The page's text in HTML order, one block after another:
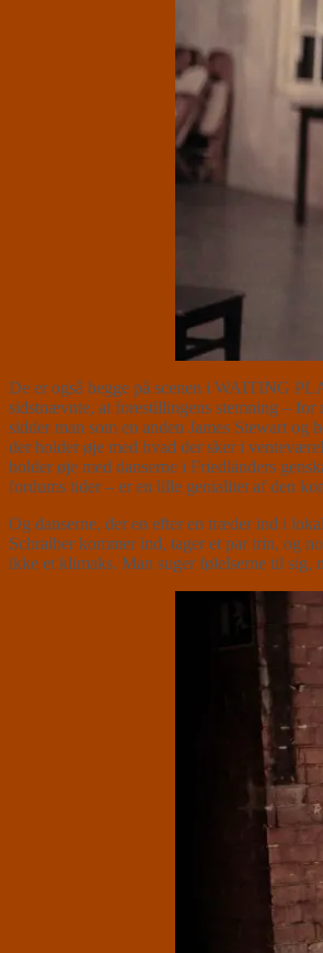
De er også begge på scenen i WAITING
sidstnævnte, at forestillingens stemning –
sidder man som en anden James Stewart
der holder øje med hvad der sker i
holder øje med danserne i Friedländers
fordums tider – er en lille genialitet af den
Og danserne, der en efter en træder ind i
Schraiber kommer ind, tager et par trin, og
ikke et klimaks. Man suger følelserne til sig,